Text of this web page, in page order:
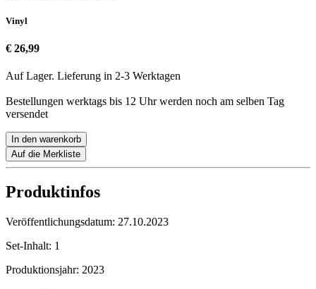
Vinyl
€ 26,99
Auf Lager. Lieferung in 2-3 Werktagen
Bestellungen werktags bis 12 Uhr werden noch am selben Tag
versendet
In den warenkorb
Auf die Merkliste
Produktinfos
Veröffentlichungsdatum: 27.10.2023
Set-Inhalt: 1
Produktionsjahr: 2023